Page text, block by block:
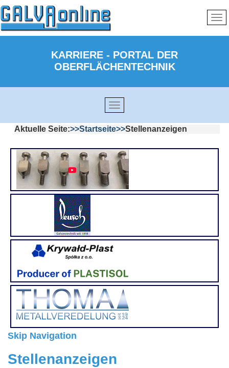
KARRIERE - PORTAL DER
OBERFLÄCHENTECHNIK
Aktuelle Seite: Startseite Stellenanzeigen
Skip Navigation
Stellenanzeigen